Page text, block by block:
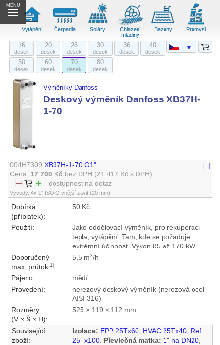
MENU
Vytápění Čerpadla Soláry
Chlazení
mladiny
Bazény Průmysl
16
desek
20
desek
26
desek
30
desek
36
desek
40
desek
50
desek
60
desek
70
desek
80
desek
Výměníky Danfoss
Deskový výměník Danfoss XB37H-
1-70
004H7309 XB37H-1-70 G1"
[–]
Cena: 17 700 Kč bez DPH (21 417 Kč s DPH)
dostupnost na dotaz
Vývody: 4x 1" ISO G vnější závit (20 mm)
Dobírka
(příplatek):
50 Kč
Použití:
Jako oddělovací výměník, pro rekuperaci
tepla, vytápění. Tam, kde se požaduje
extrémní účinnost. Výkon 85 až 170 kW.
Doporučený
max. průtok1):
5,5 m3/h
Pájeno:
mědí
Provedení:
nerezový deskový výměník (nerezová ocel
AISI 316)
Rozměry
(V × Š × H):
525 × 119 × 112 mm
Související
zboží:
Izolace: EPP 25Tx60, HVAC 25Tx40, Ref
25Tx100. Převlečná matka: 1" na DN20,
▼